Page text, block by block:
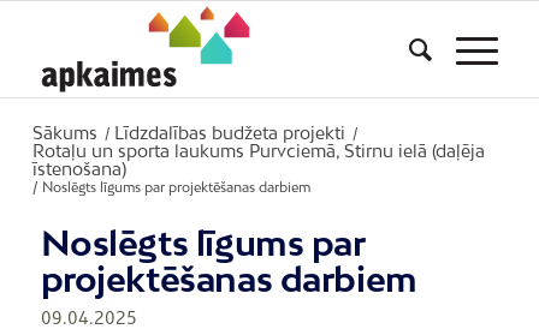
Sākums / Līdzdalības budžeta projekti /
Rotaļu un sporta laukums Purvciemā, Stirnu ielā (daļēja
īstenošana)
/ Noslēgts līgums par projektēšanas darbiem
Noslēgts līgums par
projektēšanas darbiem
09.04.2025